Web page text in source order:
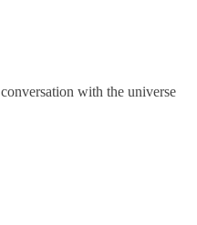
with the universe